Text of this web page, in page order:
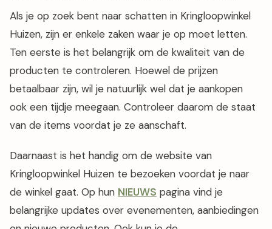
Als je op zoek bent naar schatten in Kringloopwinkel
Huizen, zijn er enkele zaken waar je op moet letten.
Ten eerste is het belangrijk om de kwaliteit van de
producten te controleren. Hoewel de prijzen
betaalbaar zijn, wil je natuurlijk wel dat je aankopen
ook een tijdje meegaan. Controleer daarom de staat
van de items voordat je ze aanschaft.
Daarnaast is het handig om de website van
Kringloopwinkel Huizen te bezoeken voordat je naar
de winkel gaat. Op hun NIEUWS pagina vind je
belangrijke updates over evenementen, aanbiedingen